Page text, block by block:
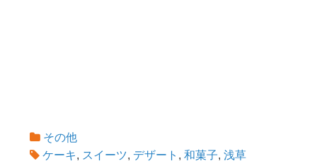
その他
ケーキ, スイーツ, デザート ,和菓子,浅草